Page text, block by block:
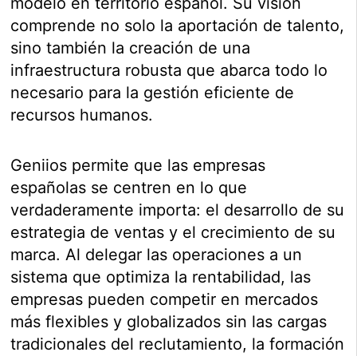
comprende no solo la aportación de talento,
sino también la creación de una
infraestructura robusta que abarca todo lo
necesario para la gestión eficiente de
recursos humanos.
Geniios permite que las empresas
españolas se centren en lo que
verdaderamente importa: el desarrollo de su
estrategia de ventas y el crecimiento de su
marca. Al delegar las operaciones a un
sistema que optimiza la rentabilidad, las
empresas pueden competir en mercados
más flexibles y globalizados sin las cargas
tradicionales del reclutamiento, la formación